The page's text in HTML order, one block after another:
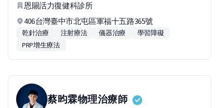
恩賜活力復健科診所
406台灣臺中市北屯區軍福十五路365號
乾針治療 注射療法 儀器治療
學習障礙
PRP增生療法
蔡昀霖物理治療師